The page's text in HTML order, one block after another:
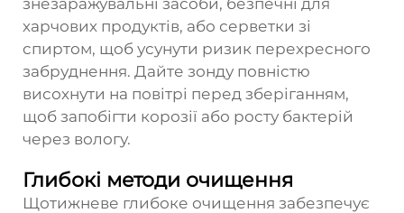
знезаражувальні засоби, безпечні для
харчових продуктів, або серветки зі
спиртом, щоб усунути ризик перехресного
забруднення. Дайте зонду повністю
висохнути на повітрі перед зберіганням,
щоб запобігти корозії або росту бактерій
через вологу.
Глибокі методи очищення
Щотижневе глибоке очищення забезпечує